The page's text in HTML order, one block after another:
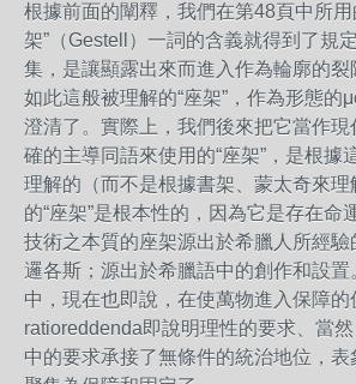
根據前面的闡釋，我們在第48頁中所用
架”（Gestell）一詞的含義就得到了規
集，是讓顯露出來而進入作為輪廓的裂
如此這般被理解的“座架”，作為形態的
澄清了。實際上，我們後來把它當作現
確的主導同語來使用的“座架”，是根據
理解的（而不是根據書架、蒙太奇來理
的“座架”是根本性的，因為它是存在命
技術之本質的座架源出於希臘人所經驗
邏各斯；源出於希臘語中的創作和設置
中，現在也即說，在使萬物進入保障的
ratioreddenda即說明理性的要求、當
中的要求承接了無條件的統治地位，